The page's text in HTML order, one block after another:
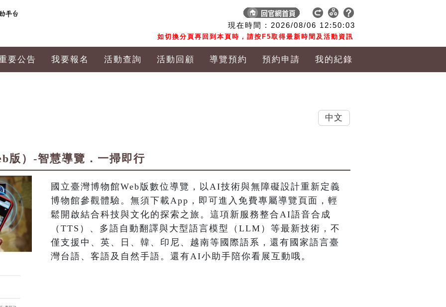
現在時間 : 2026/08/06 12:50:04
如切換分頁再回到本頁時，請按F5取得最新時間及活動資訊
要公告 我要報名 活動查詢 活動回顧 導覽預約 預約申請 我的紀錄
版）-智慧導覽．一掃即行
國立臺灣博物館Web版數位導覽，以AI技術與無障礙設計重新定義
博物館參觀體驗。無須下載App，即可進入免費專屬導覽頁面，輕
鬆開啟結合科技與文化的探索之旅。這項新服務整合AI語音合成
（TTS）、多語自動翻譯與大型語言模型（LLM）等最新技術，不
僅支援中、英、日、韓、印尼、越南等國際語系，還有國家語言臺